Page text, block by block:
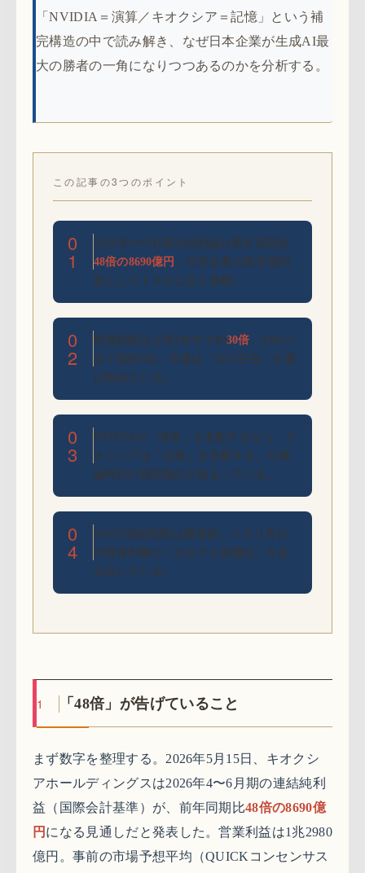
「NVIDIA＝演算／キオクシア＝記憶」という補
完構造の中で読み解き、なぜ日本企業が生成AI最
大の勝者の一角になりつつあるのかを分析する。
この記事の3つのポイント
0
1
2026年4〜6月期の純利益は前年同期比
48倍の8690億円 。日本企業の四半期利
益としてトヨタに次ぐ規模。
0
2
時価総額は上場1年半で約30倍、SBGに
次ぐ国内4位。市場は「次の主役」を選
び始めている。
0
3
NVIDIAが「演算」を支配するなら、キ
オクシアは「記憶」を支配する。AI推
論時代の補完独占が始まっている。
0
4
NAND供給制約は構造的。メモリ各社
の投資判断が「カルテル的優位」を生
み出している。
1 「48倍」が告げていること
まず数字を整理する。2026年5月15日、キオクシ
アホールディングスは2026年4〜6月期の連結純利
益（国際会計基準）が、前年同期比48倍の8690億
円 になる見通しだと発表した。営業利益は1兆2980
億円。事前の市場予想平均（QUICKコンセンサス